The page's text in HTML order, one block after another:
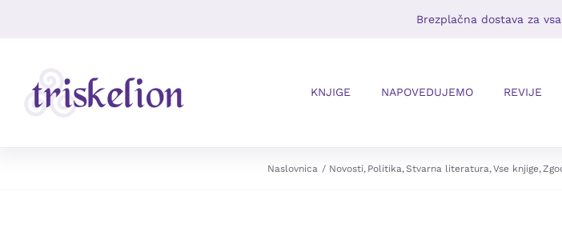
Brezplačna dostava za
KNJIGE NAPOVEDUJEMO REVIJE
Naslovnica Novosti Politika Stvarna literatura Vse knjige